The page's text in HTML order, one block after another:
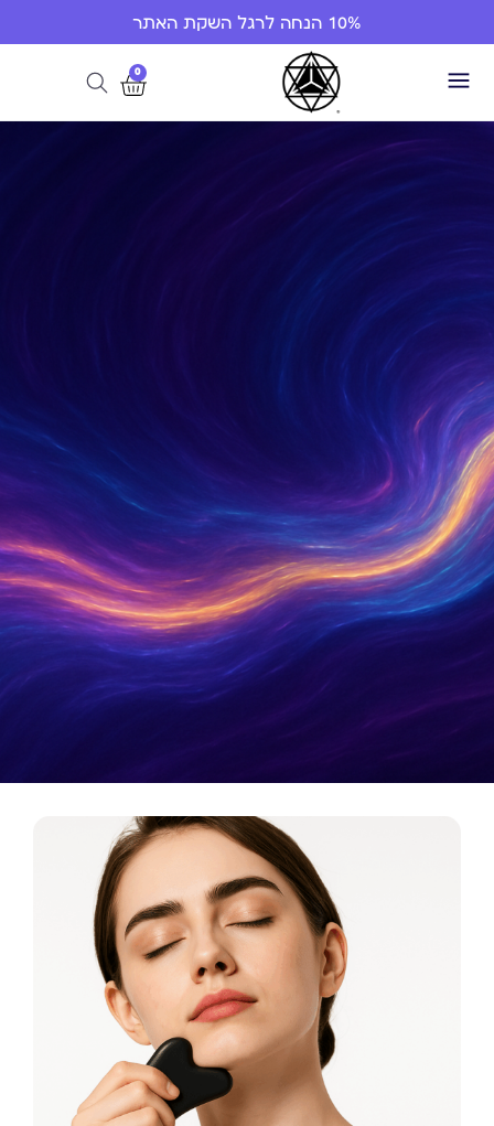
10% הנחה לרגל השקת האתר
0
Metamatica Boutique
כלי תדר לריפוי, אסתטיקה ואיזון אנרגטי. המסע מהרוח
אל החומר מתחיל כאן.
לכניסה לבוטיק